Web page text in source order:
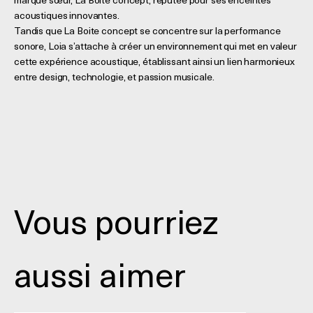
acoustiques innovantes.
Tandis que La Boite concept se concentre sur la performance
sonore, Loia s’attache à créer un environnement qui met en valeur
cette expérience acoustique, établissant ainsi un lien harmonieux
entre design, technologie, et passion musicale.
Vous pourriez
aussi aimer